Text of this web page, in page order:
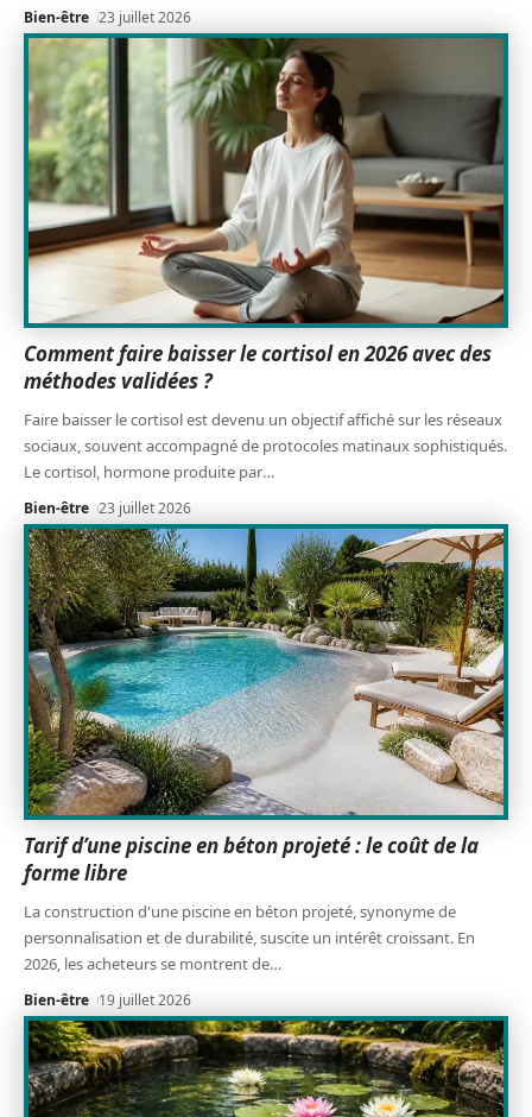
Bien-être 23 juillet 2026
Comment faire baisser le cortisol en 2026 avec des
méthodes validées ?
Faire baisser le cortisol est devenu un objectif affiché sur les réseaux
sociaux, souvent accompagné de protocoles matinaux sophistiqués.
Le cortisol, hormone produite par…
Bien-être 23 juillet 2026
Tarif d’une piscine en béton projeté : le coût de la
forme libre
La construction d'une piscine en béton projeté, synonyme de
personnalisation et de durabilité, suscite un intérêt croissant. En
2026, les acheteurs se montrent de…
Bien-être 19 juillet 2026